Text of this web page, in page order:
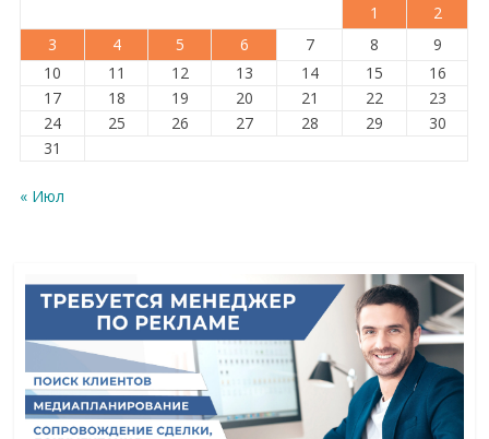
1
2
3
4 5 6 7 8
9
10
11 12 13 14 15
16
17
18 19 20 21 22
23
24
25 26 27 28 29
30
31
« Июл